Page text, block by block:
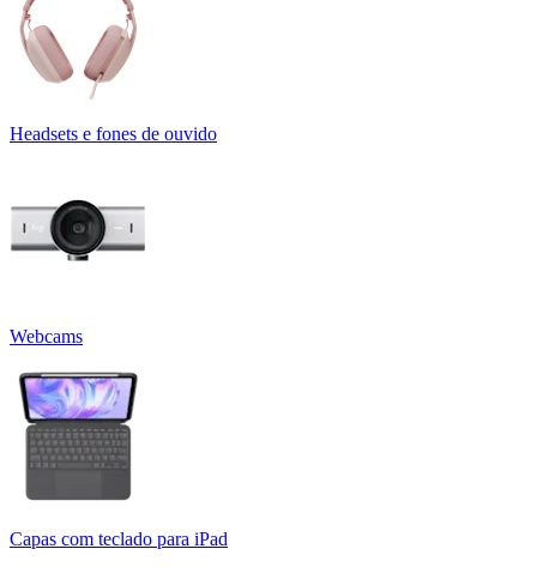
Headsets e fones de ouvido
Webcams
Capas com teclado para iPad